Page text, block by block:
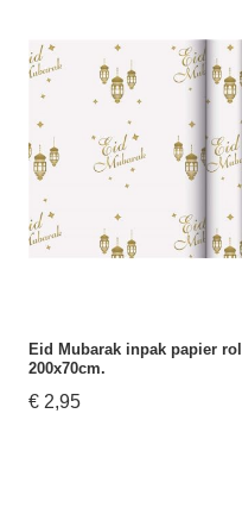
Eid Mubarak inpak papier rol
200x70cm.
€ 2,95